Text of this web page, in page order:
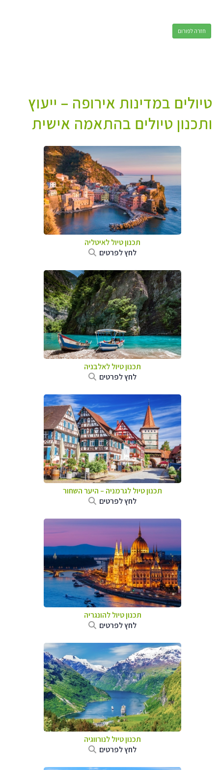
חזרה לפורום
טיולים במדינות אירופה – ייעוץ
ותכנון טיולים בהתאמה אישית
תכנון טיול לאיטליה
לחץ לפרטים
תכנון טיול לאלבניה
לחץ לפרטים
תכנון טיול לגרמניה – היער השחור
לחץ לפרטים
תכנון טיול להונגריה
לחץ לפרטים
תכנון טיול לנורווגיה
לחץ לפרטים